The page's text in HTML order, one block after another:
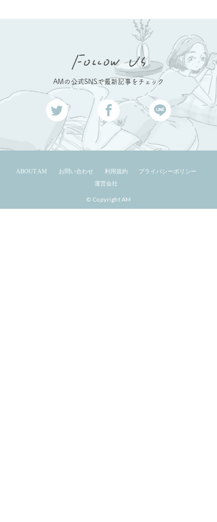
AMの公式SNSで最新記事をチェック
ABOUT AM お問い合わせ 利用規約
プライバシーポリシー
運営会社
© Copyright AM